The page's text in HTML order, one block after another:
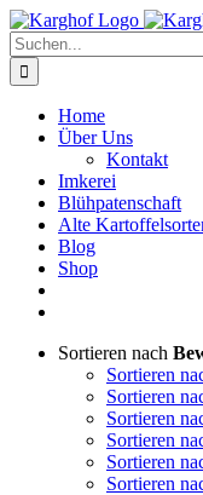
Zum
Inhalt
springen
Instagram
Facebook
Suche
nach:
Home
Über Uns
Kontakt
Imkerei
Blühpatenschaft
Alte
Blog
Shop
Sortieren nach
Sortieren
Sortieren
Sortieren
Sortieren
Sortieren
Sortieren